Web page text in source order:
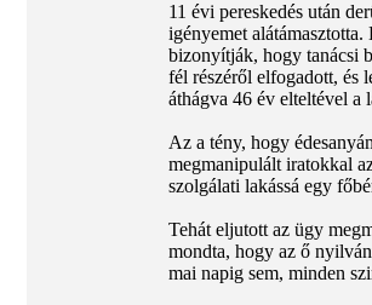
11 évi pereskedés után
igényemet
bizonyítják, hogy tanácsi
fél részéről elfogadott, és
áthágva 46 év elteltével a
Az a tény, hogy
megmanipulált iratokkal
szolgálati lakássá egy
Tehát eljutott az ügy
mondta, hogy az ő
mai napig sem, minden